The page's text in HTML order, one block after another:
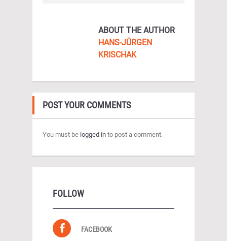
ABOUT THE AUTHOR
HANS-JÜRGEN
KRISCHAK
POST YOUR COMMENTS
You must be logged in to post a comment.
FOLLOW
FACEBOOK